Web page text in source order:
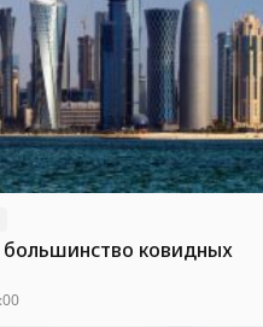
большинство ковидных